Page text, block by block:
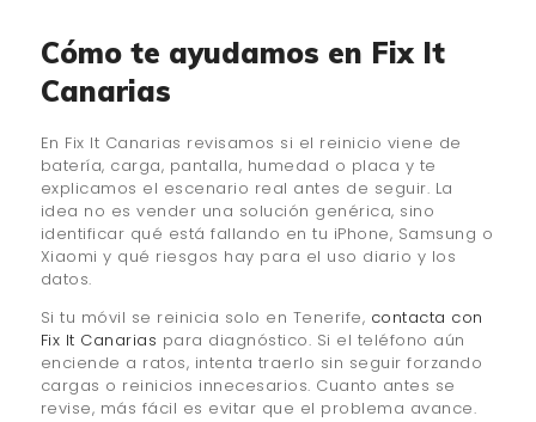
Cómo te ayudamos en Fix It
Canarias
En Fix It Canarias revisamos si el reinicio viene de
batería, carga, pantalla, humedad o placa y te
explicamos el escenario real antes de seguir. La
idea no es vender una solución genérica, sino
identificar qué está fallando en tu iPhone, Samsung o
Xiaomi y qué riesgos hay para el uso diario y los
datos.
Si tu móvil se reinicia solo en Tenerife, contacta con
Fix It Canarias para diagnóstico. Si el teléfono aún
enciende a ratos, intenta traerlo sin seguir forzando
cargas o reinicios innecesarios. Cuanto antes se
revise, más fácil es evitar que el problema avance.